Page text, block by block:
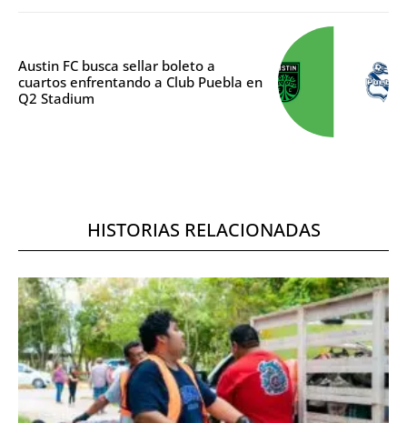
Austin FC busca sellar boleto a
cuartos enfrentando a Club Puebla en
Q2 Stadium
HISTORIAS RELACIONADAS